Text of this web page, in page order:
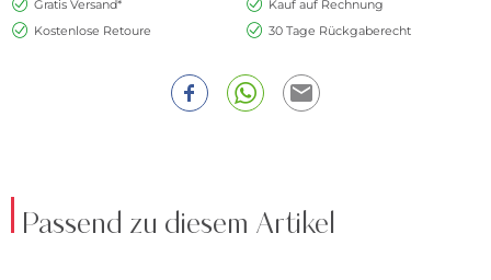
Gratis Versand*
Kauf auf Rechnung
Kostenlose Retoure
30 Tage Rückgaberecht
Passend zu diesem Artikel